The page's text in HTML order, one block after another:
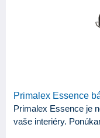
Primalex Essence
Primalex Essence je
vaše interiéry.